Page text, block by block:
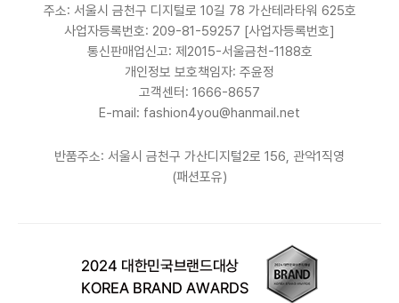
주소: 서울시 금천구 디지털로 10길 78 가산테라타워 625호
사업자등록번호: 209-81-59257 [사업자등록번호]
통신판매업신고: 제2015-서울금천-1188호
개인정보 보호책임자: 주윤정
고객센터: 1666-8657
E-mail: fashion4you@hanmail.net
반품주소: 서울시 금천구 가산디지털2로 156, 관악1직영
(패션포유)